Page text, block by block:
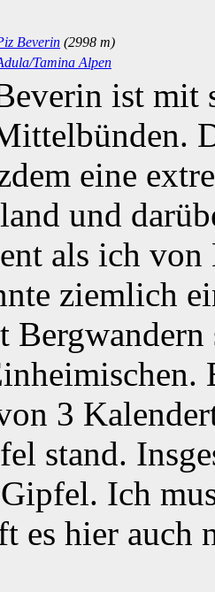
Beverin (2998 m)
Tamina Alpen
ist mit
eine
und
als ich
ziemlich
3
stand.
Ich
es hier auch